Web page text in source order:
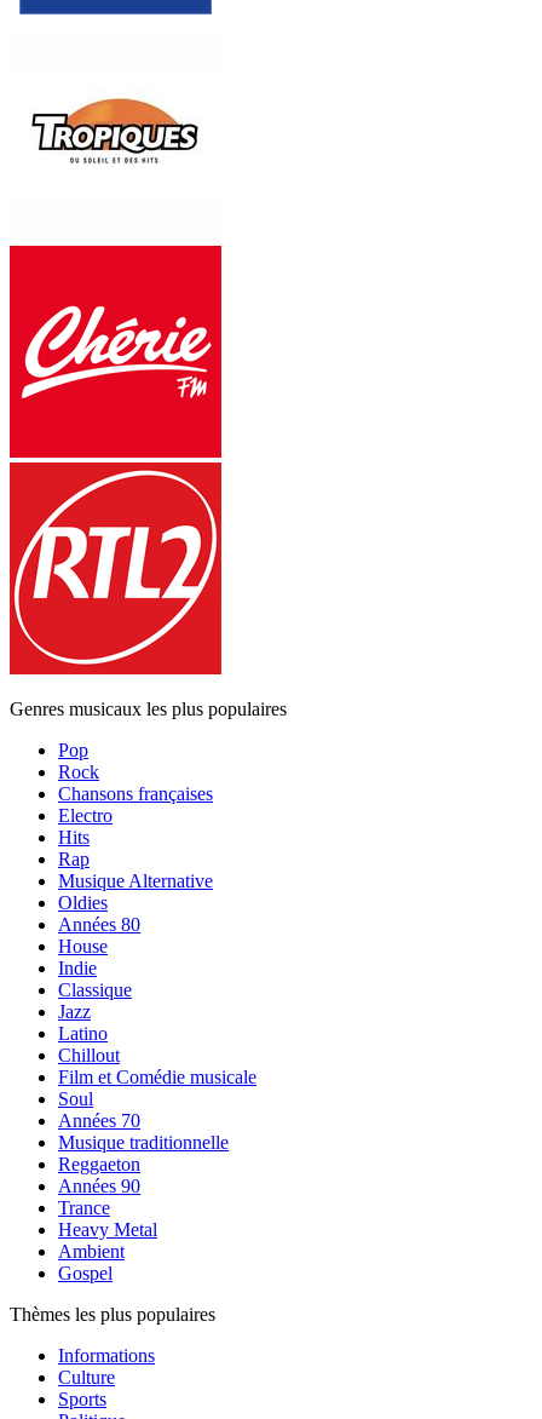
Genres musicaux les plus populaires
Pop
Rock
Chansons françaises
Electro
Hits
Rap
Musique Alternative
Oldies
Années 80
House
Indie
Classique
Jazz
Latino
Chillout
Film et Comédie musicale
Soul
Années 70
Musique traditionnelle
Reggaeton
Années 90
Trance
Heavy Metal
Ambient
Gospel
Thèmes les plus populaires
Informations
Culture
Sports